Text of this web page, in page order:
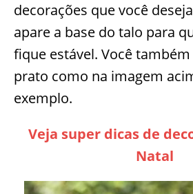
decorações que você
apare a base do talo para
fique estável. Você
prato como na imagem
exemplo.
Veja super dicas de
Natal